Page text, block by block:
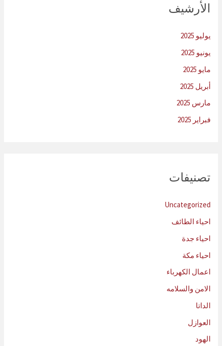
الأرشيف
يوليو 2025
يونيو 2025
مايو 2025
أبريل 2025
مارس 2025
فبراير 2025
تصنيفات
Uncategorized
احياء الطائف
احياء جدة
احياء مكة
اعمال الكهرباء
الامن والسلامه
الداتا
العوازل
الهود